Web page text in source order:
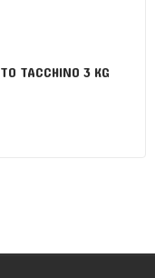
TACCHINO 3 KG